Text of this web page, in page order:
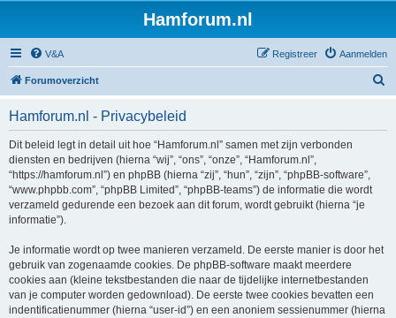
Hamforum.nl
V&A Aanmelden
Registreer
Forumoverzicht
Hamforum.nl - Privacybeleid
Dit beleid legt in detail uit hoe “Hamforum.nl” samen met zijn verbonden
diensten en bedrijven (hierna “wij”, “ons”, “onze”, “Hamforum.nl”,
“https://hamforum.nl”) en phpBB (hierna “zij”, “hun”, “zijn”, “phpBB-software”,
“www.phpbb.com”, “phpBB Limited”, “phpBB-teams”) de informatie die wordt
verzameld gedurende een bezoek aan dit forum, wordt gebruikt (hierna “je
informatie”).
Je informatie wordt op twee manieren verzameld. De eerste manier is door het
gebruik van zogenaamde cookies. De phpBB-software maakt meerdere
cookies aan (kleine tekstbestanden die naar de tijdelijke internetbestanden
van je computer worden gedownload). De eerste twee cookies bevatten een
indentificatienummer (hierna “user-id”) en een anoniem sessienummer (hierna